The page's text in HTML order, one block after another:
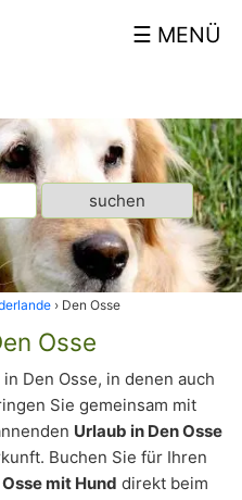
Den Osse
Osse
Den Osse, in denen auch
Sie gemeinsam mit
Urlaub in Den Osse
Buchen Sie für Ihren
mit Hund direkt beim